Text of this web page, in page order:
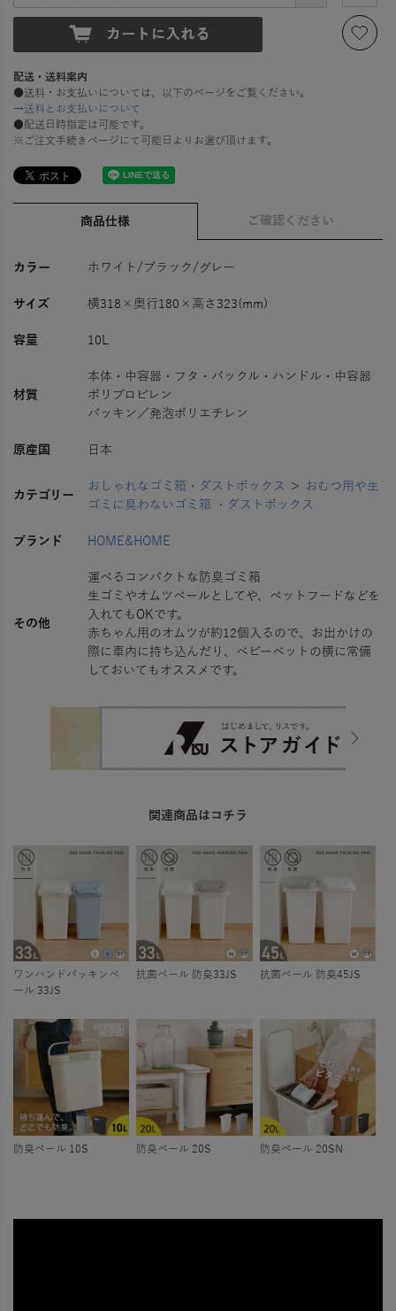
配送・送料案内
●送料・お支払いについては、以下のページをご覧ください。
→送料とお支払いについて
●配送日時指定は可能です。
※ご注文手続きページにて可能日よりお選び頂けます。
商品仕様 ご確認ください
カラー ホワイト/ブラック/グレー
サイズ 横318×奥行180×高さ323(mm)
容量 10L
材質
本体・中容器・フタ・バックル・ハンドル・中容器
ポリプロピレン
パッキン／発泡ポリエチレン
原産国 日本
カテゴリー
おしゃれなゴミ箱・ダストボックス ＞ おむつ用や生
ゴミに臭わないゴミ箱 ・ダストボックス
ブランド HOME&HOME
その他
運べるコンパクトな防臭ゴミ箱
生ゴミやオムツペールとしてや、ペットフードなどを
入れてもOKです。
赤ちゃん用のオムツが約12個入るので、お出かけの
際に車内に持ち込んだり、ベビーベットの横に常備
しておいてもオススメです。
関連商品はコチラ
ワンハンドパッキンペ
ール 33JS
抗菌ペール 防臭33JS 抗菌ペール 防臭45JS
防臭ペール 10S 防臭ペール 20S 防臭ペール 20SN